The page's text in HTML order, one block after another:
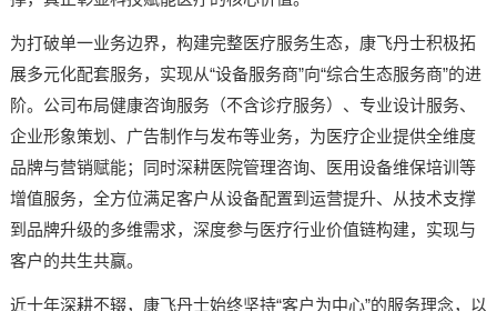
为打破单一业务边界，构建完整医疗服务生态，康飞丹士积极拓
展多元化配套服务，实现从“设备服务商”向“综合生态服务商”的进
阶。公司布局健康咨询服务（不含诊疗服务）、专业设计服务、
企业形象策划、广告制作与发布等业务，为医疗企业提供全维度
品牌与营销赋能；同时深耕医院管理咨询、医用设备维保培训等
增值服务，全方位满足客户从设备配置到运营提升、从技术支撑
到品牌升级的多维需求，深度参与医疗行业价值链构建，实现与
客户的共生共赢。
近十年深耕不辍，康飞丹士始终坚持“客户为中心”的服务理念，以